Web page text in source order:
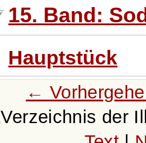
15. Band:
Hauptstück
←
Verzeichnis der